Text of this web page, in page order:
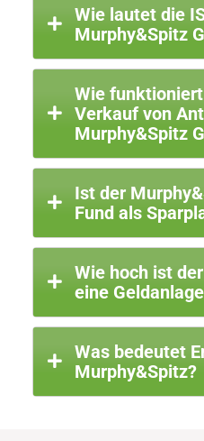
Wie lautet die
Murphy&Spitz
Wie
Verkauf von
Murphy&Spitz
Ist der
Fund als
Wie hoch ist
eine
Was bedeutet
Murphy&Spitz?